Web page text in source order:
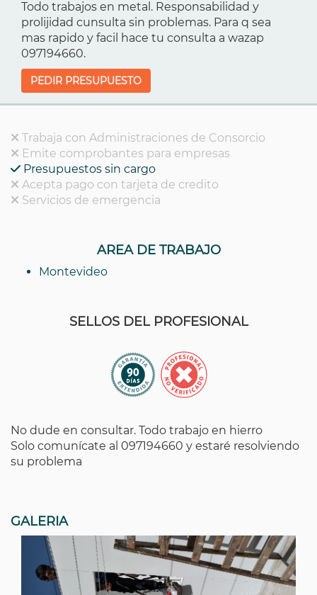
Todo trabajos en metal. Responsabilidad y
prolijidad cunsulta sin problemas. Para q sea
mas rapido y facil hace tu consulta a wazap
097194660.
PEDIR PRESUPUESTO
Trabaja con Administraciones de Consorcio
Emite comprobantes para empresas
Presupuestos sin cargo
Acepta pago con tarjeta de credito
Servicios de emergencia
AREA DE TRABAJO
Montevideo
SELLOS DEL PROFESIONAL
No dude en consultar. Todo trabajo en hierro
Solo comunícate al 097194660 y estaré resolviendo
su problema
GALERIA